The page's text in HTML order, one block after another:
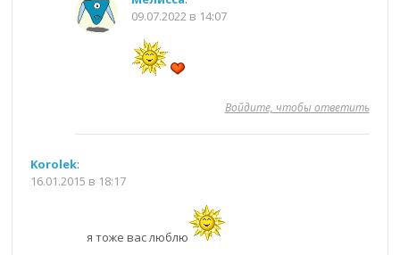
09.07.2022 в 14:07
Войдите, чтобы ответить
Korolek:
16.01.2015 в 18:17
я тоже вас люблю